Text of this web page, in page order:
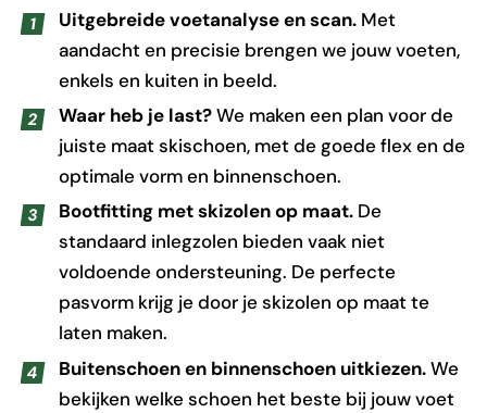
Uitgebreide voetanalyse en scan.Met
aandacht en precisie brengen we jouw voeten,
enkels en kuiten in beeld.
Waar heb je last?We maken een plan voor de
juiste maat skischoen, met de goede flex en de
optimale vorm en binnenschoen.
Bootfitting met skizolen op maat. De
standaard inlegzolen bieden vaak niet
voldoende ondersteuning. De perfecte
pasvorm krijg je door je skizolen op maat te
laten maken.
Buitenschoen en binnenschoen uitkiezen.We
bekijken welke schoen het beste bij jouw voet